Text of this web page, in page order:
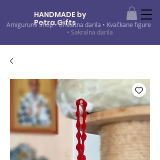
HANDMADE by
Petra.Gifts•Kvačkani izdelki •
Amigurumi
Amigurumi Shop•Unikatna darila • Kvačkane figure
• Sakralna darila